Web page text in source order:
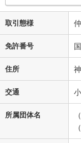
取引態様
免許番号
住所
交通
所属団体名